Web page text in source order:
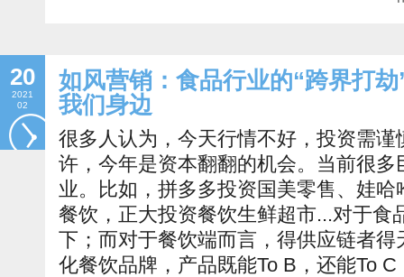
20
2021
02
如风营销：食品行业的“跨界打
我们身边
很多人认为，今天行情不好，投资需
许，今年是资本翻翻的机会。当前很
业。比如，拼多多投资国美零售、娃
餐饮，正大投资餐饮生鲜超市...对于食
下；而对于餐饮端而言，得供应链者
化餐饮品牌，产品既能To B，还能To